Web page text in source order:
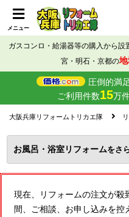
メニュー
ガスコンロ・給湯器等の購入から
宮・明石・京都の
圧倒的満
ご利用件数15万
大阪兵庫リフォームトリカエ隊
お風呂・浴室リフォームを
現在、リフォームの注文が殺
間、ご相談、お申し込みを控